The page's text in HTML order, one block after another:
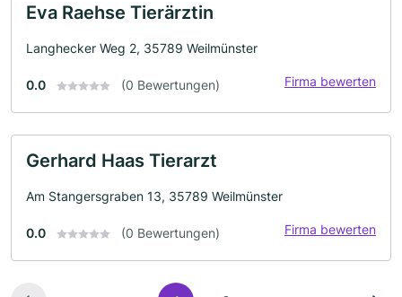
Eva Raehse Tierärztin
Langhecker Weg 2, 35789 Weilmünster
0.0 (0 Bewertungen) Firma bewerten
Gerhard Haas Tierarzt
Am Stangersgraben 13, 35789 Weilmünster
0.0 (0 Bewertungen) Firma bewerten